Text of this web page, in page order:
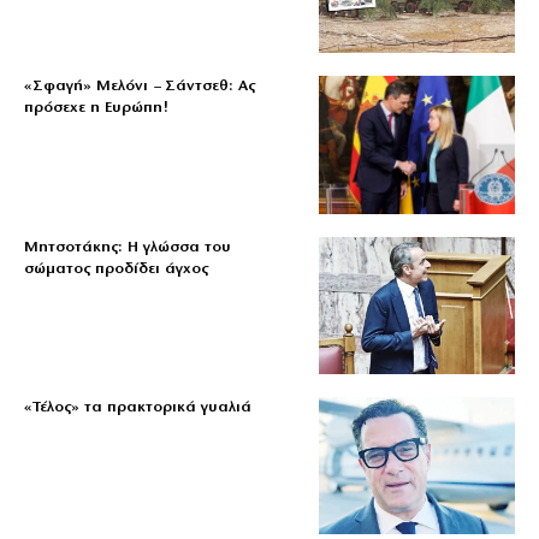
«Σφαγή» Μελόνι – Σάντσεθ: Ας
πρόσεχε η Ευρώπη!
Μητσοτάκης: Η γλώσσα του
σώματος προδίδει άγχος
«Τέλος» τα πρακτορικά γυαλιά